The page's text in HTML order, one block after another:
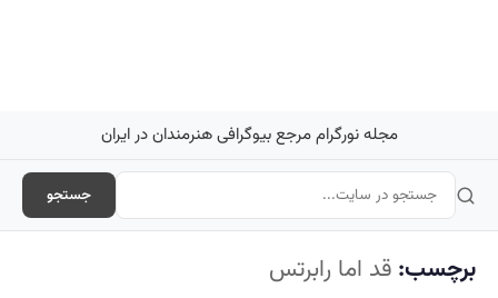
مجله نورگرام مرجع بیوگرافی هنرمندان در ایران
جستجو
برچسب: قد اما رابرتس